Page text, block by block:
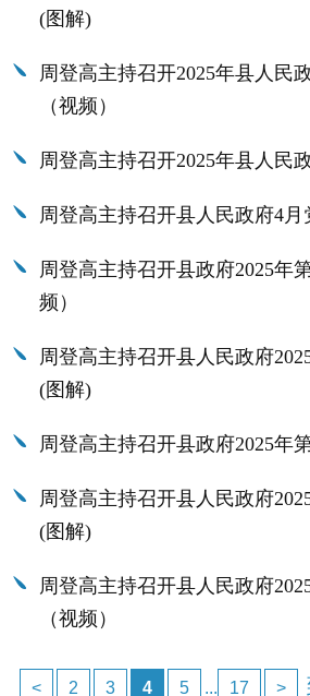
(图解)
周登高主持召开2025年县人民
（视频）
周登高主持召开2025年县人民
周登高主持召开县人民政府4
周登高主持召开县政府2025年
频）
周登高主持召开县人民政府
(图解)
周登高主持召开县政府2025年
周登高主持召开县人民政府
(图解)
周登高主持召开县人民政府
（视频）
< 2 3 4 5 ... 17 >